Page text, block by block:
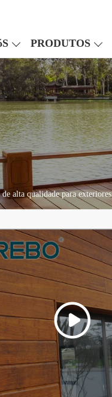
PRODUTOS
alta qualidade para exteriores